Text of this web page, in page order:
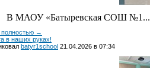
В МАОУ «Батыревская СОШ №1...
полностью →
в наших руках!
batyr1school 21.04.2026 в 07:34